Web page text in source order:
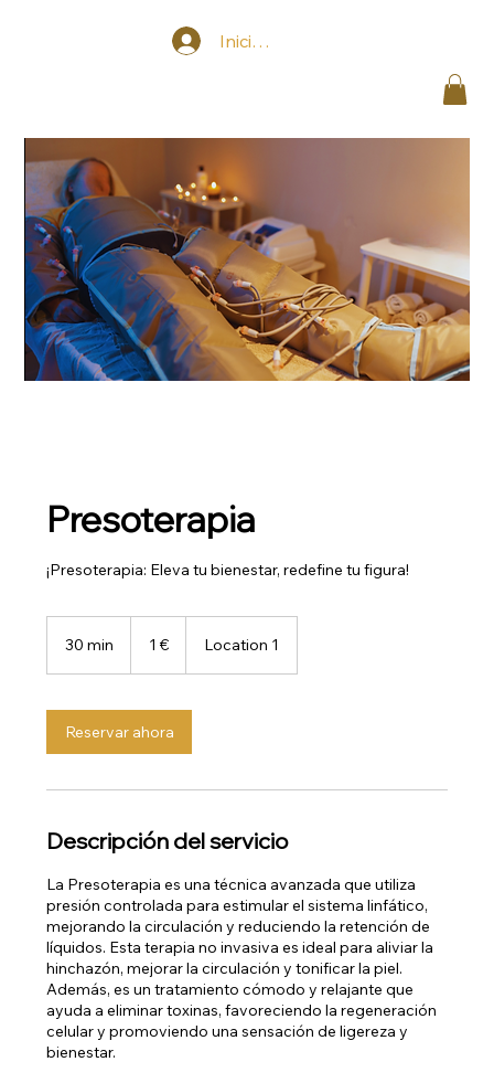
Iniciar sesión
Presoterapia
¡Presoterapia: Eleva tu bienestar, redefine tu figura!
30 min
m
i
n
1 € Location 1
Reservar ahora
Descripción del servicio
La Presoterapia es una técnica avanzada que utiliza
presión controlada para estimular el sistema linfático,
mejorando la circulación y reduciendo la retención de
líquidos. Esta terapia no invasiva es ideal para aliviar la
hinchazón, mejorar la circulación y tonificar la piel.
Además, es un tratamiento cómodo y relajante que
ayuda a eliminar toxinas, favoreciendo la regeneración
celular y promoviendo una sensación de ligereza y
bienestar.